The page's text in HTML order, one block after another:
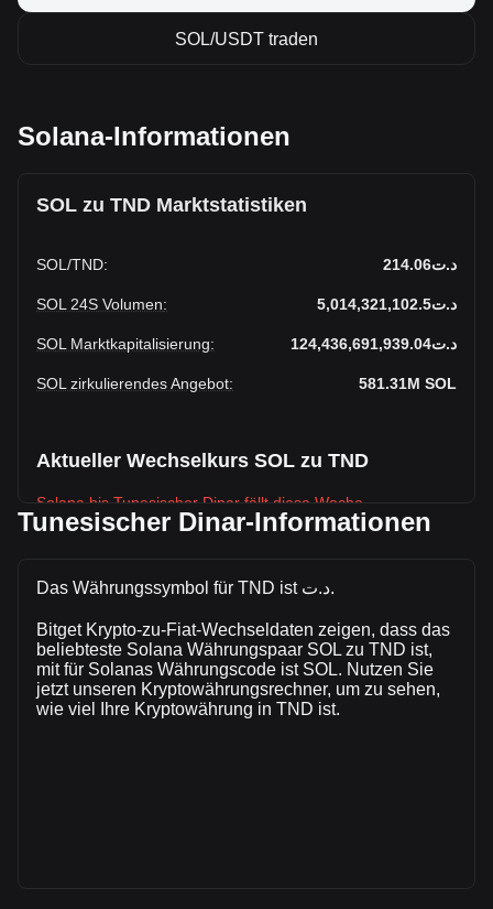
SOL/USDT traden
Solana-Informationen
SOL zu TND Marktstatistiken
SOL /TND: د.ت214.06
SOL 24S Volumen: د.ت5,014,321,102.5
SOL Marktkapitalisierung: د.ت124,436,691,939.04
SOL zirkulierendes Angebot: 581.31M SOL
Aktueller Wechselkurs SOL zu TND
Solana bis Tunesischer Dinar fällt diese Woche.
vonد.ت124,436,691,939.04 TND auf Grundlage eines
Handelsvolumen von Solana hat sich in den letzten 24
Stunden um +14.62% (د.ت639,406,843.67 TND) verändert.
Am vorherigen Handelstag lag das Handelsvolumen von
SOL bei د.ت4,374,914,258.83.
Tunesischer Dinar-Informationen
Das Währungssymbol für TND ist د.ت.
Bitget Krypto-zu-Fiat-Wechseldaten zeigen, dass das
beliebteste Solana Währungspaar SOL zu TND ist,
mit für Solanas Währungscode ist SOL. Nutzen Sie
jetzt unseren Kryptowährungsrechner, um zu sehen,
wie viel Ihre Kryptowährung in TND ist.